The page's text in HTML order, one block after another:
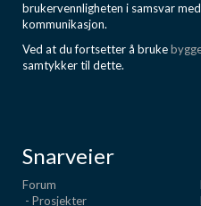
brukervennligheten i samsvar
kommunikasjon.
Ved at du fortsetter å bruke
samtykker til dette.
Snarveier
Forum
- Prosjekter